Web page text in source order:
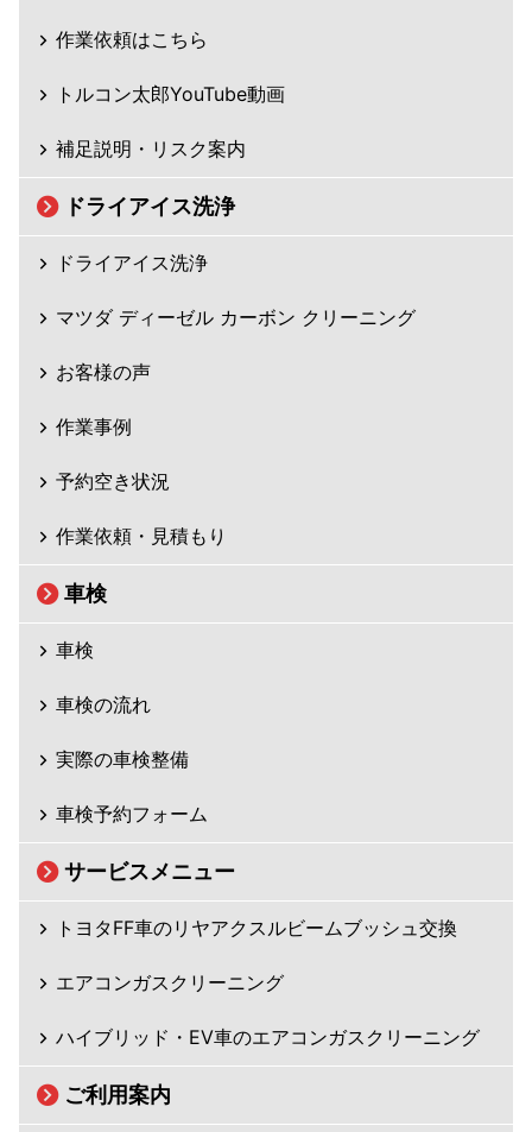
作業依頼はこちら
トルコン太郎YouTube動画
補足説明・リスク案内
ドライアイス洗浄
ドライアイス洗浄
マツダ ディーゼル カーボン クリーニング
お客様の声
作業事例
予約空き状況
作業依頼・見積もり
車検
車検
車検の流れ
実際の車検整備
車検予約フォーム
サービスメニュー
トヨタFF車のリヤアクスルビームブッシュ交換
エアコンガスクリーニング
ハイブリッド・EV車のエアコンガスクリーニング
ご利用案内